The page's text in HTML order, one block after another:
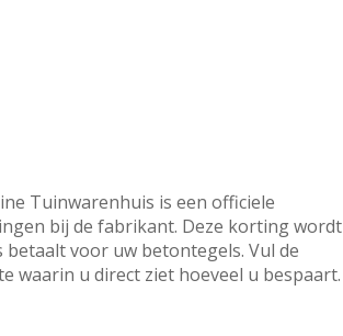
Tuinwarenhuis is een officiele
bij de fabrikant. Deze korting wordt
voor uw betontegels. Vul de
waarin u direct ziet hoeveel u bespaart.